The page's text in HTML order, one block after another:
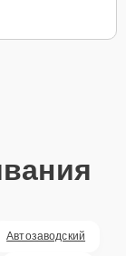
Автозаводский